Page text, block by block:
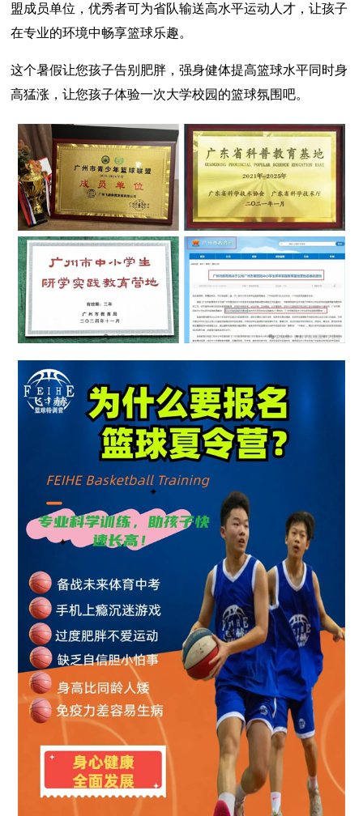
盟成员单位，优秀者可为省队输送高水平运动人才，让孩子
在专业的环境中畅享篮球乐趣。
这个暑假让您孩子告别肥胖，强身健体提高篮球水平同时身
高猛涨，让您孩子体验一次大学校园的篮球氛围吧。